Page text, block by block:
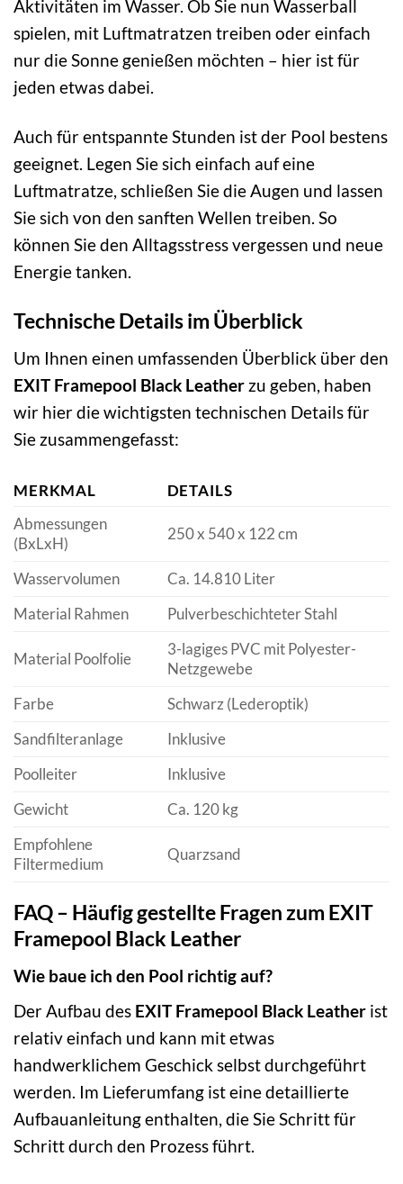
Aktivitäten im Wasser. Ob Sie nun Wasserball
spielen, mit Luftmatratzen treiben oder einfach
nur die Sonne genießen möchten – hier ist für
jeden etwas dabei.
Auch für entspannte Stunden ist der Pool bestens
geeignet. Legen Sie sich einfach auf eine
Luftmatratze, schließen Sie die Augen und lassen
Sie sich von den sanften Wellen treiben. So
können Sie den Alltagsstress vergessen und neue
Energie tanken.
Technische Details im Überblick
Um Ihnen einen umfassenden Überblick über den
EXIT Framepool Black Leather zu geben, haben
wir hier die wichtigsten technischen Details für
Sie zusammengefasst:
MERKMAL
DETAILS
Abmessungen
(BxLxH)
250 x 540 x 122 cm
Wasservolumen
Ca. 14.810 Liter
Material Rahmen
Pulverbeschichteter Stahl
Material Poolfolie
3-lagiges PVC mit Polyester-
Netzgewebe
Farbe
Schwarz (Lederoptik)
Sandfilteranlage
Inklusive
Poolleiter
Inklusive
Gewicht
Ca. 120 kg
Empfohlene
Filtermedium
Quarzsand
FAQ – Häufig gestellte Fragen zum EXIT
Framepool Black Leather
Wie baue ich den Pool richtig auf?
Der Aufbau des EXIT Framepool Black Leather ist
relativ einfach und kann mit etwas
handwerklichem Geschick selbst durchgeführt
werden. Im Lieferumfang ist eine detaillierte
Aufbauanleitung enthalten, die Sie Schritt für
Schritt durch den Prozess führt.